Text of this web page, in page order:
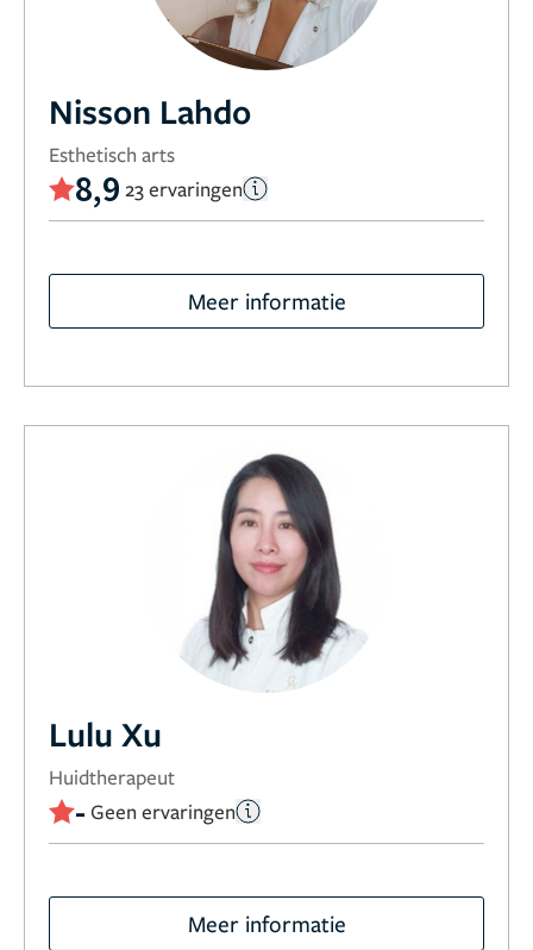
Nisson Lahdo
Esthetisch arts
8,9 23 ervaringen
Meer informatie
Lulu Xu
Huidtherapeut
- Geen ervaringen
Meer informatie